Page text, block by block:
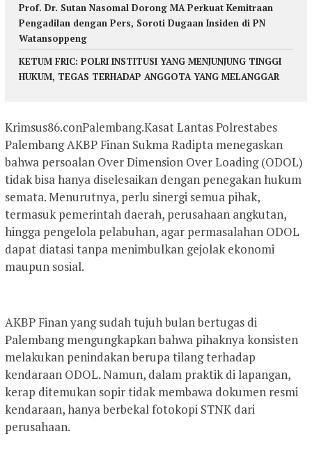
Prof. Dr. Sutan Nasomal Dorong MA Perkuat Kemitraan
Pengadilan dengan Pers, Soroti Dugaan Insiden di PN
Watansoppeng
KETUM FRIC: POLRI INSTITUSI YANG MENJUNJUNG TINGGI
HUKUM, TEGAS TERHADAP ANGGOTA YANG MELANGGAR
Krimsus86.conPalembang.Kasat Lantas Polrestabes
Palembang AKBP Finan Sukma Radipta menegaskan
bahwa persoalan Over Dimension Over Loading (ODOL)
tidak bisa hanya diselesaikan dengan penegakan hukum
semata. Menurutnya, perlu sinergi semua pihak,
termasuk pemerintah daerah, perusahaan angkutan,
hingga pengelola pelabuhan, agar permasalahan ODOL
dapat diatasi tanpa menimbulkan gejolak ekonomi
maupun sosial.
AKBP Finan yang sudah tujuh bulan bertugas di
Palembang mengungkapkan bahwa pihaknya konsisten
melakukan penindakan berupa tilang terhadap
kendaraan ODOL. Namun, dalam praktik di lapangan,
kerap ditemukan sopir tidak membawa dokumen resmi
kendaraan, hanya berbekal fotokopi STNK dari
perusahaan.